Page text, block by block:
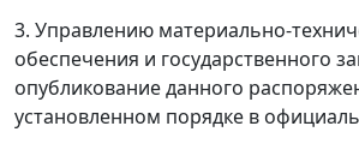
3. Управлению материально-
обеспечения и государственного
опубликование данного
установленном порядке в